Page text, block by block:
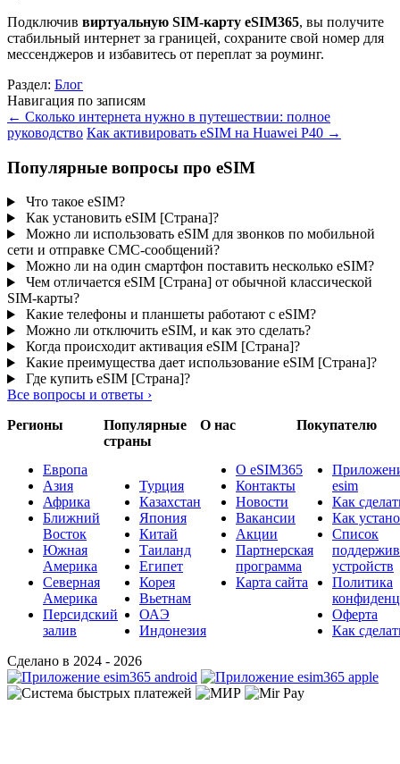
Подключив виртуальную SIM-карту eSIM365, вы получите
стабильный интернет за границей, сохраните свой номер для
мессенджеров и избавитесь от переплат за роуминг.
Раздел: Блог
Навигация по записям
← Сколько интернета нужно в путешествии: полное
руководство Как активировать eSIM на Huawei P40 →
Популярные вопросы про eSIM
Что такое eSIM?
Как установить eSIM [Страна]?
Можно ли использовать eSIM для звонков по мобильной
сети и отправке СМС-сообщений?
Можно ли на один смартфон поставить несколько eSIM?
Чем отличается eSIM [Страна] от обычной классической
SIM-карты?
Какие телефоны и планшеты работают с eSIM?
Можно ли отключить eSIM, и как это сделать?
Когда происходит активация eSIM [Страна]?
Какие преимущества дает использование eSIM [Страна]?
Где купить eSIM [Страна]?
Все вопросы и ответы ›
Регионы
Европа
Азия
Африка
Ближний
Восток
Южная
Америка
Северная
Америка
Персидский
залив
Популярные
страны
Турция
Казахстан
Япония
Китай
Таиланд
Египет
Корея
Вьетнам
ОАЭ
Индонезия
О нас
О eSIM365
Контакты
Новости
Вакансии
Акции
Партнерская
программа
Карта сайта
Покупателю
esim
Как
Как
Список
устройств
Политика
Оферта
Как
Сделано в 2024 - 2026